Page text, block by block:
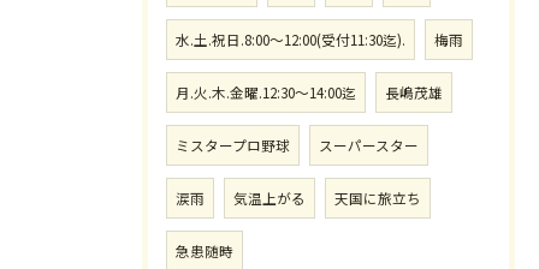
水.土.祝日.8:00〜12:00(受付11:30迄). 梅雨
月.火.木.金曜.12:30〜14:00迄 長嶋茂雄
ミスタープロ野球 スーパースター
涙雨 気温上がる 天国に旅立ち
急患随時